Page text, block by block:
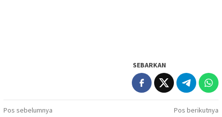
SEBARKAN
Navigasi
Pos sebelumnya
Pos berikutnya